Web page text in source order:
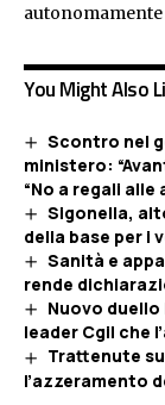
You Might Also
Scontro nel
ministero:
“No a regali
Sigonella,
della base per i
Sanità e
rende
Nuovo
leader Cgil che
Trattenute
l’azzeramento